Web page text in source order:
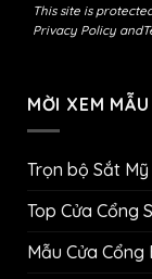
This site is
Privacy Policyand
MỜI XEM
Trọn bộ Sắt
Top Cửa Cổng
Mẫu Cửa Cổng